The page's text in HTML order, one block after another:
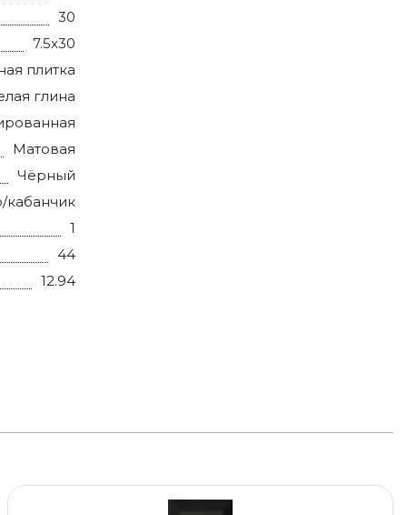
уборки
30
7.5x30
плитка
глина
Матовая
Чёрный
кабанчик
1
44
12.94